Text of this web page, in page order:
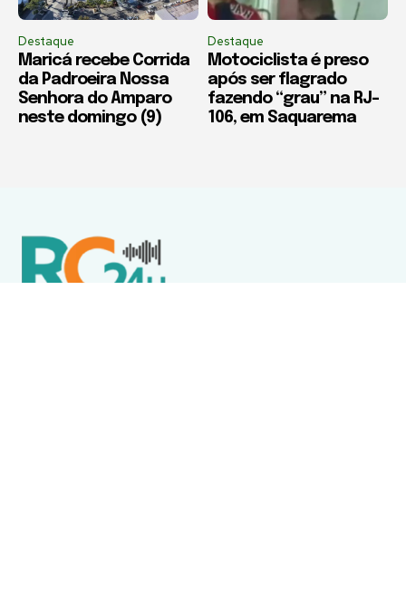
Destaque
Maricá recebe Corrida
da Padroeira Nossa
Senhora do Amparo
neste domingo (9)
Destaque
Motociclista é preso
após ser flagrado
fazendo “grau” na RJ-
106, em Saquarema